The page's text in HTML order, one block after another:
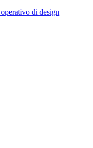
di design